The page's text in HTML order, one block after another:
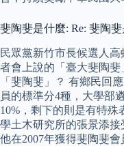
斐陶斐是什麼: Re: 斐陶斐
民眾黨新竹市長候選人
者會上說的「臺大斐陶
「斐陶斐」？ 有鄉民回
員的標準分4種，大學部
10%，剩下的則是有特殊
學土木研究所的張景添接
他在2007年獲得斐陶斐